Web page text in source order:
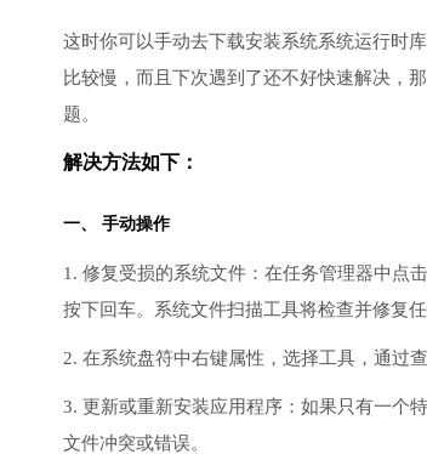
这时你可以手动去下载安装系统系统运行时
比较慢，而且下次遇到了还不好快速解决，
题。
解决方法如下：
一、 手动操作
1. 修复受损的系统文件：在任务管理器中点
按下回车。系统文件扫描工具将检查并修复
2. 在系统盘符中右键属性，选择工具，通过
3. 更新或重新安装应用程序：如果只有一个
文件冲突或错误。